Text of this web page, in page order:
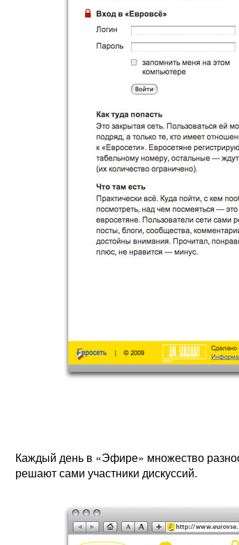
Каждый день в «Эфире» множество
решают сами участники дискуссий.